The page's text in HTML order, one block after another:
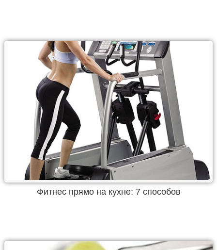
Фитнес прямо на кухне: 7 способов